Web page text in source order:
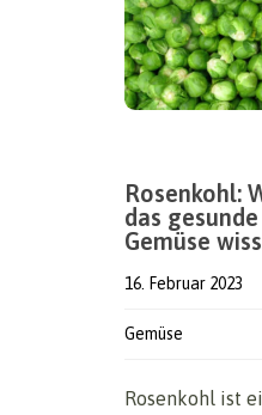
Rosenkohl:
das
Gemüse
16. Februar 2023
Gemüse
Rosenkohl ist